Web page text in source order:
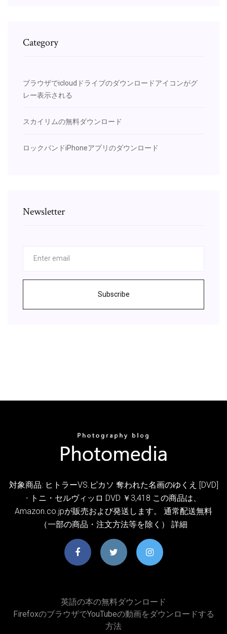
Category
ブラウザでicloudドライブのダウンロードアイコンがグ
レー表示される
スカイリムの無料ダウンロード
ロックバンドiPhoneアプリのダウンロード
Newsletter
Subscribe
対象商品: ヒトラーVS.ピカソ 奪われた名画のゆくえ [DVD]
- トニ・セルヴィッロ DVD ￥3,418 この商品は、
Amazon.co.jpが販売および発送します。 通常配送無料
（一部の商品・注文方法等を除く） 詳細
英語の本の無料ダウンロード
FirefoxのブラウザでYouTubeの動画をダウンロードする
方法